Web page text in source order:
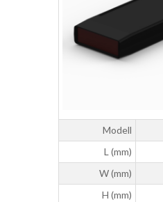
Modell
L (mm)
W (mm)
H (mm)